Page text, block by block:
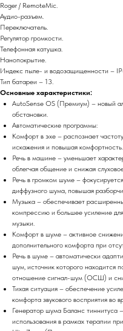
Roger / RemoteMic.
Аудио-разъем.
Переключатель.
Регулятор громкости.
Телефонная катушка.
Нанопокрытие.
Индекс пыле- и водозащищенности –
Тип батареи – 13.
Основные характеристики:
AutoSense OS (Премиум) – новый
обстановки.
Автоматические программы:
Комфорт в эхе – распознает
искажения и повышая комфортность.
Речь в машине – уменьшает
облегчая общение и снижая
Речь в громком шуме –
диффузного шума, повышая
Музыка – обеспечивает
компрессию и большее усиление
музыки.
Комфорт в шуме – активное
дополнительного комфорта при
Речь в шуме – автоматически
шум, источник которого находится
отношение сигнал-шум (ОСШ) и
Тихая ситуация – обеспечение
комфорта звукового восприятия во
Генератор шума Баланс тиннитуса
использования в рамках терапии